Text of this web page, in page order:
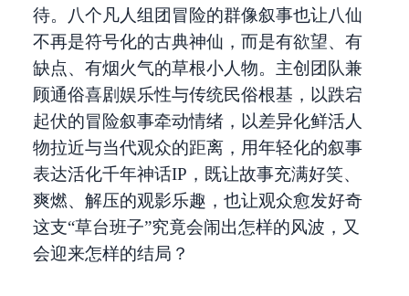
待。八个凡人组团冒险的群像叙事也让八仙
不再是符号化的古典神仙，而是有欲望、有
缺点、有烟火气的草根小人物。主创团队兼
顾通俗喜剧娱乐性与传统民俗根基，以跌宕
起伏的冒险叙事牵动情绪，以差异化鲜活人
物拉近与当代观众的距离，用年轻化的叙事
表达活化千年神话IP，既让故事充满好笑、
爽燃、解压的观影乐趣，也让观众愈发好奇
这支“草台班子”究竟会闹出怎样的风波，又
会迎来怎样的结局？